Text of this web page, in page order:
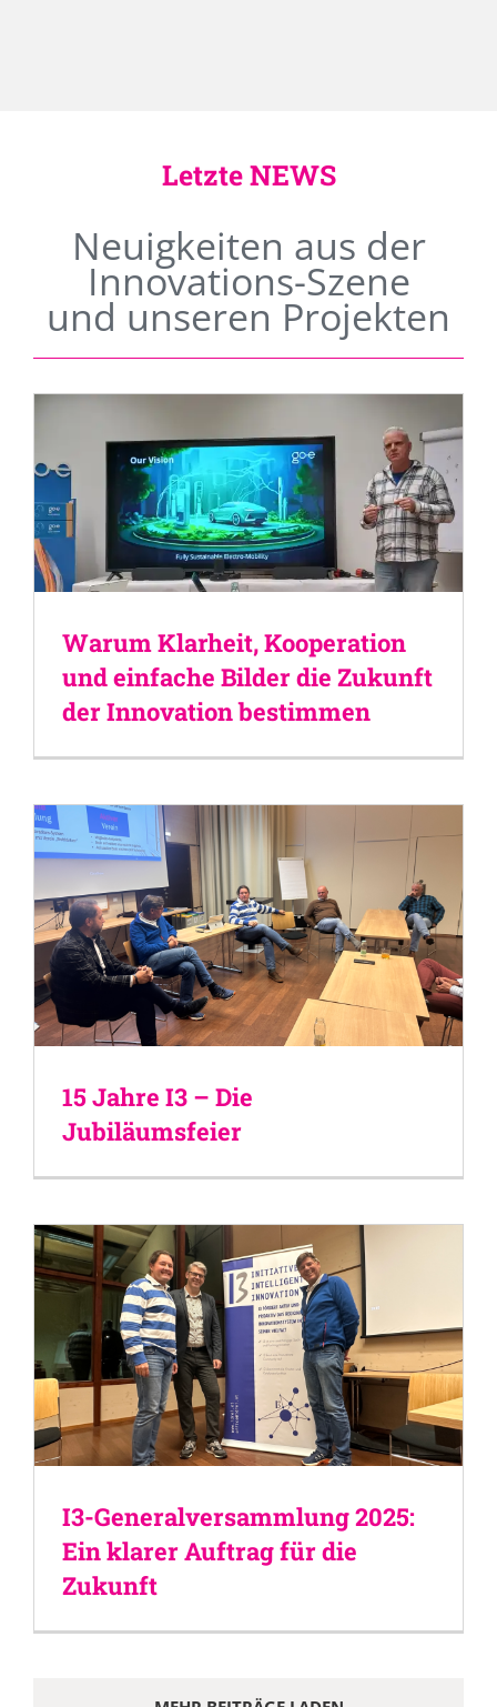
Letzte NEWS
Neuigkeiten aus der
Innovations-Szene
und unseren Projekten
Warum Klarheit, Kooperation
und einfache Bilder die Zukunft
der Innovation bestimmen
15 Jahre I3 – Die
Jubiläumsfeier
I3-Generalversammlung 2025:
Ein klarer Auftrag für die
Zukunft